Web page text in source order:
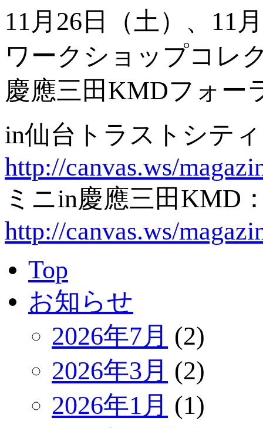
11月26日（土）、11
ワークショップコレ
慶應三田KMDフォー
in仙台トラストシテ
http://canvas.ws/
ミニin慶應三田KMD
http://canvas.ws/
Top
お知らせ
2026年7月 (2)
2026年3月 (2)
2026年1月 (1)